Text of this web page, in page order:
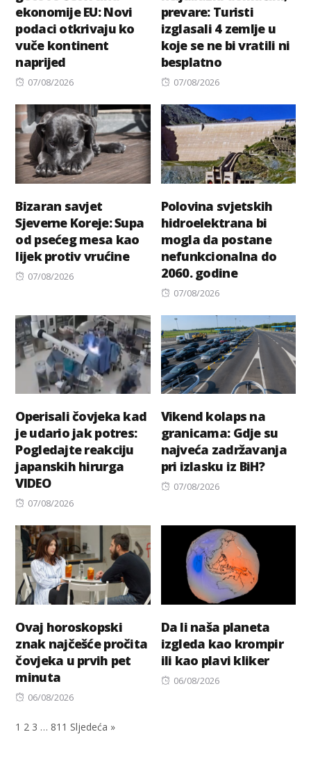
ekonomije EU: Novi
podaci otkrivaju ko
vuče kontinent
naprijed
Posted
07/08/2026
prevare: Turisti
izglasali 4 zemlje u
koje se ne bi vratili ni
besplatno
Posted
07/08/2026
Bizaran savjet
Sjeverne Koreje: Supa
od psećeg mesa kao
lijek protiv vrućine
Posted
07/08/2026
Polovina svjetskih
hidroelektrana bi
mogla da postane
nefunkcionalna do
2060. godine
Posted
07/08/2026
Operisali čovjeka kad
je udario jak potres:
Pogledajte reakciju
japanskih hirurga
VIDEO
Posted
07/08/2026
Vikend kolaps na
granicama: Gdje su
najveća zadržavanja
pri izlasku iz BiH?
Posted
07/08/2026
Ovaj horoskopski
znak najčešće pročita
čovjeka u prvih pet
minuta
Posted
06/08/2026
Da li naša planeta
izgleda kao krompir
ili kao plavi kliker
Posted
06/08/2026
1 2 3 … 811 Sljedeća »